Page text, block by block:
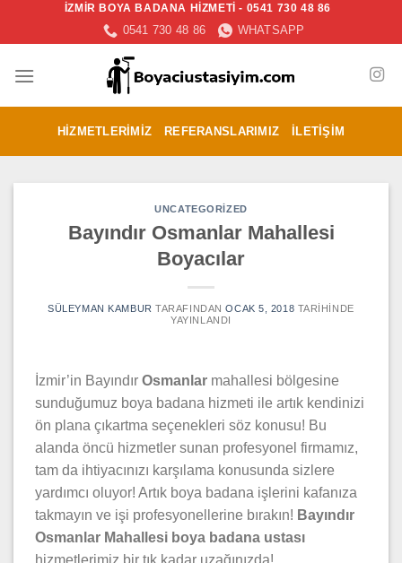
İZMİR BOYA BADANA HİZMETİ - 0541 730 48 86
0541 730 48 86 WHATSAPP
HIZMETLERIMIZ REFERANSLARIMIZ İLETIŞIM
UNCATEGORIZED
Bayındır Osmanlar Mahallesi
Boyacılar
SÜLEYMAN KAMBUR TARAFINDAN OCAK 5, 2018 TARIHINDE
YAYINLANDI
İzmir’in Bayındır Osmanlar mahallesi bölgesine
sunduğumuz boya badana hizmeti ile artık kendinizi
ön plana çıkartma seçenekleri söz konusu! Bu
alanda öncü hizmetler sunan profesyonel firmamız,
tam da ihtiyacınızı karşılama konusunda sizlere
yardımcı oluyor! Artık boya badana işlerini kafanıza
takmayın ve işi profesyonellerine bırakın! Bayındır
Osmanlar Mahallesi boya badana ustası
hizmetlerimiz bir tık kadar uzağınızda!